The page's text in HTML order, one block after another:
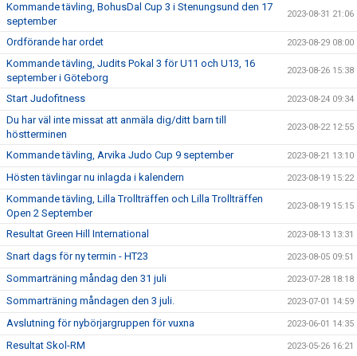
Kommande tävling, BohusDal Cup 3 i Stenungsund den 17
september
2023-08-31 21:06
Ordförande har ordet 2023-08-29 08:00
Kommande tävling, Judits Pokal 3 för U11 och U13, 16
september i Göteborg
2023-08-26 15:38
Start Judofitness 2023-08-24 09:34
Du har väl inte missat att anmäla dig/ditt barn till
höstterminen
2023-08-22 12:55
Kommande tävling, Arvika Judo Cup 9 september 2023-08-21 13:10
Hösten tävlingar nu inlagda i kalendern 2023-08-19 15:22
Kommande tävling, Lilla Trollträffen och Lilla Trollträffen
Open 2 September
2023-08-19 15:15
Resultat Green Hill International 2023-08-13 13:31
Snart dags för ny termin - HT23 2023-08-05 09:51
Sommarträning måndag den 31 juli 2023-07-28 18:18
Sommarträning måndagen den 3 juli. 2023-07-01 14:59
Avslutning för nybörjargruppen för vuxna 2023-06-01 14:35
Resultat Skol-RM 2023-05-26 16:21